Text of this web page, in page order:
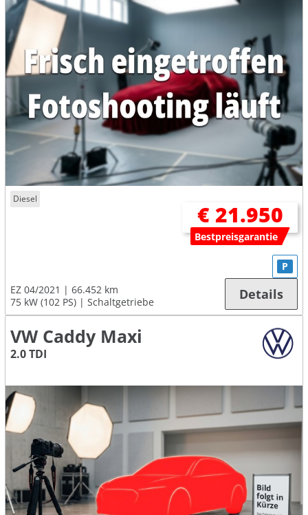
Diesel
€ 21.950
Bestpreisgarantie
EZ 04/2021
66.452 km
75 kW (102 PS)
Schaltgetriebe
P
Details
VW Caddy Maxi
2.0 TDI